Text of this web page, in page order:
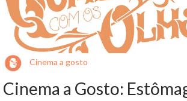
Cinema a gosto
Cinema a Gosto: